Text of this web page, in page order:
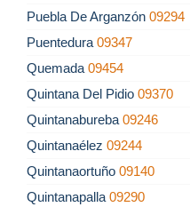
Puebla De Arganzón 09294
Puentedura 09347
Quemada 09454
Quintana Del Pidio 09370
Quintanabureba 09246
Quintanaélez 09244
Quintanaortuño 09140
Quintanapalla 09290